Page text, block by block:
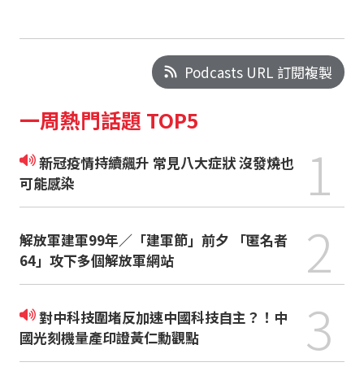
Podcasts URL 訂閱複製
一周熱門話題 TOP5
新冠疫情持續飆升 常見八大症狀 沒發燒也
可能感染
1
解放軍建軍99年／「建軍節」前夕 「匿名者
64」攻下多個解放軍網站
2
對中科技圍堵反加速中國科技自主？！中
國光刻機量產印證黃仁勳觀點
3